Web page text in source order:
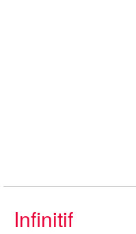
Infinitif